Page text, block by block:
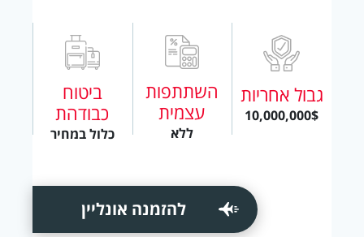
גבול אחריות
10,000,000$
השתתפות
עצמית
ללא
ביטוח
כבודהת
כלול במחיר
להזמנה אונליין